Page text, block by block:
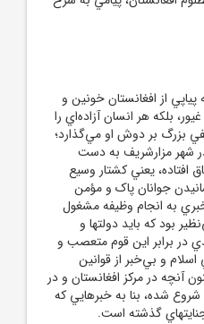
از افغانستان خونين و
بلکه هر انسان آزاده‌‌اي را
بزرگ بر دوش او مي‌گذارد؛
شهر مزارشريف به دست
افتاده، يعني کشتار وسيع
جوانان پاک و مؤمن
به انجام وظيفه مشغول
بود که بايد دولتها و
در برابر اين قوم متعصب و
اسلام و بي‌خبر از قوانين
آنچه در مرکز افغانستان و در
شده، بنا به خبرهايي که
گذشته است.